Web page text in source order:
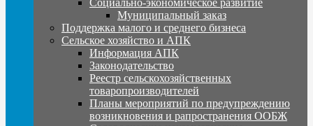
Муниципальный заказ
Поддержка малого и среднего бизнеса
Сельское хозяйство и АПК
Информация АПК
Законодательство
Реестр сельскохозяйственных
товаропроизводителей
Планы мероприятий по предупреждению
возникновения и рапространения ООБЖ